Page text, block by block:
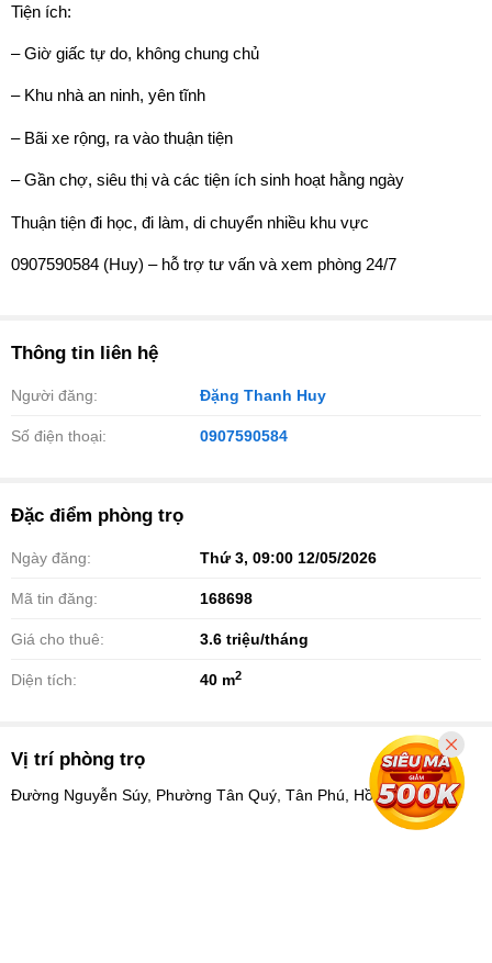
Tiện ích:
– Giờ giấc tự do, không chung chủ
– Khu nhà an ninh, yên tĩnh
– Bãi xe rộng, ra vào thuận tiện
– Gần chợ, siêu thị và các tiện ích sinh hoạt hằng ngày
Thuận tiện đi học, đi làm, di chuyển nhiều khu vực
0907590584 (Huy) – hỗ trợ tư vấn và xem phòng 24/7
Thông tin liên hệ
Người đăng: Đặng Thanh Huy
Số điện thoại: 0907590584
Đặc điểm phòng trọ
Ngày đăng: Thứ 3, 09:00 12/05/2026
Mã tin đăng: 168698
Giá cho thuê: 3.6 triệu/tháng
Diện tích: 40 m2
Vị trí phòng trọ
Đường Nguyễn Súy, Phường Tân Quý, Tân Phú, Hồ Chí Minh